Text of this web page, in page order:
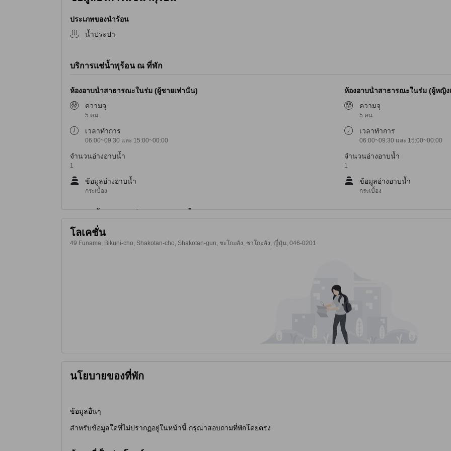
ประเภทของน้ำร้อน
น้ำประปา
บริการแช่น้ำพุร้อน ณ ที่พัก
ห้องอาบน้ำสาธารณะในร่ม (ผู้ชายเท่านั้น)
ความจุ
5 คน
เวลาทำการ
06:00~09:30 และ 15:00~00:00
จำนวนอ่างอาบน้ำ
1
ข้อมูลอ่างอาบน้ำ
กระเบื้อง
ห้องอาบน้ำสาธารณะในร่ม (ผู้หญิง
ความจุ
5 คน
เวลาทำการ
06:00~09:30 และ 15:00~00:00
จำนวนอ่างอาบน้ำ
1
ข้อมูลอ่างอาบน้ำ
กระเบื้อง
โลเคชั่น
49 Funama, Bikuni-cho, Shakotan-cho, Shakotan-gun, ชะโกะตัง, ชาโกะตัง, ญี่ปุ่น, 046-0201
นโยบายของที่พัก
ข้อมูลอื่นๆ
สำหรับข้อมูลใดที่ไม่ปรากฏอยู่ในหน้านี้ กรุณาสอบถามที่พักโดยตรง